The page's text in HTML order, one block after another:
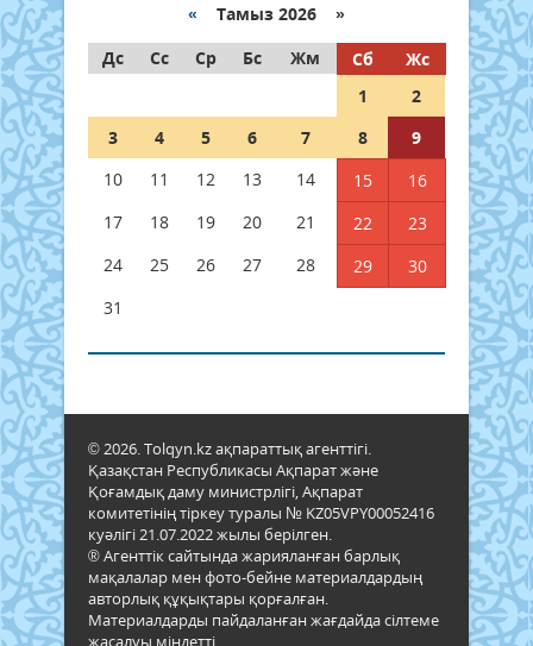
« Тамыз 2026 »
Дс
Сс Ср Бс Жм Сб
Жс
1
2
3
4 5 6 7 8
9
10
11 12 13 14 15
16
17
18 19 20 21 22
23
24
25 26 27 28 29
30
31
© 2026. Tolqyn.kz ақпараттық агенттігі.
Қазақстан Республикасы Ақпарат және
Қоғамдық даму министрлігі, Ақпарат
комитетінің тіркеу туралы № KZ05VPY00052416
куәлігі 21.07.2022 жылы берілген.
® Агенттік сайтында жарияланған барлық
мақалалар мен фото-бейне материалдардың
авторлық құқықтары қорғалған.
Материалдарды пайдаланған жағдайда сілтеме
жасалуы міндетті.